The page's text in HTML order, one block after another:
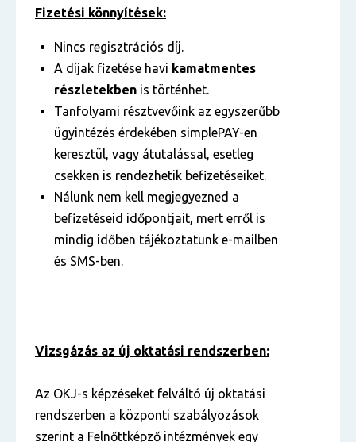
Fizetési könnyítések:
Nincs regisztrációs díj.
A díjak fizetése havi kamatmentes
részletekben is történhet.
Tanfolyami résztvevőink az egyszerűbb
ügyintézés érdekében simplePAY-en
keresztül, vagy átutalással, esetleg
csekken is rendezhetik befizetéseiket.
Nálunk nem kell megjegyezned a
befizetéseid időpontjait, mert erről is
mindig időben tájékoztatunk e-mailben
és SMS-ben.
Vizsgázás az új oktatási rendszerben:
Az OKJ-s képzéseket felváltó új oktatási
rendszerben a központi szabályozások
szerint a Felnőttképző intézmények egy